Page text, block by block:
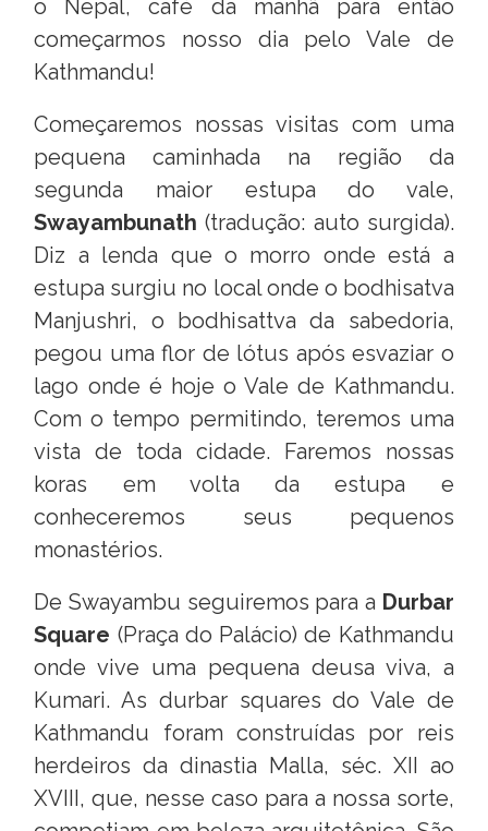
o Nepal, café da manhã para então
começarmos nosso dia pelo Vale de
Kathmandu!
Começaremos nossas visitas com uma
pequena caminhada na região da
segunda maior estupa do vale,
Swayambunath (tradução: auto surgida).
Diz a lenda que o morro onde está a
estupa surgiu no local onde o bodhisatva
Manjushri, o bodhisattva da sabedoria,
pegou uma flor de lótus após esvaziar o
lago onde é hoje o Vale de Kathmandu.
Com o tempo permitindo, teremos uma
vista de toda cidade. Faremos nossas
koras em volta da estupa e
conheceremos seus pequenos
monastérios.
De Swayambu seguiremos para a Durbar
Square (Praça do Palácio) de Kathmandu
onde vive uma pequena deusa viva, a
Kumari. As durbar squares do Vale de
Kathmandu foram construídas por reis
herdeiros da dinastia Malla, séc. XII ao
XVIII, que, nesse caso para a nossa sorte,